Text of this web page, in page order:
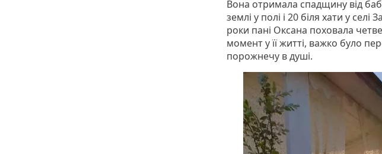
Вона отримала спадщину від
землі у полі і 20 біля хати у
роки пані Оксана поховала
момент у її житті, важко було
порожнечу в душі.